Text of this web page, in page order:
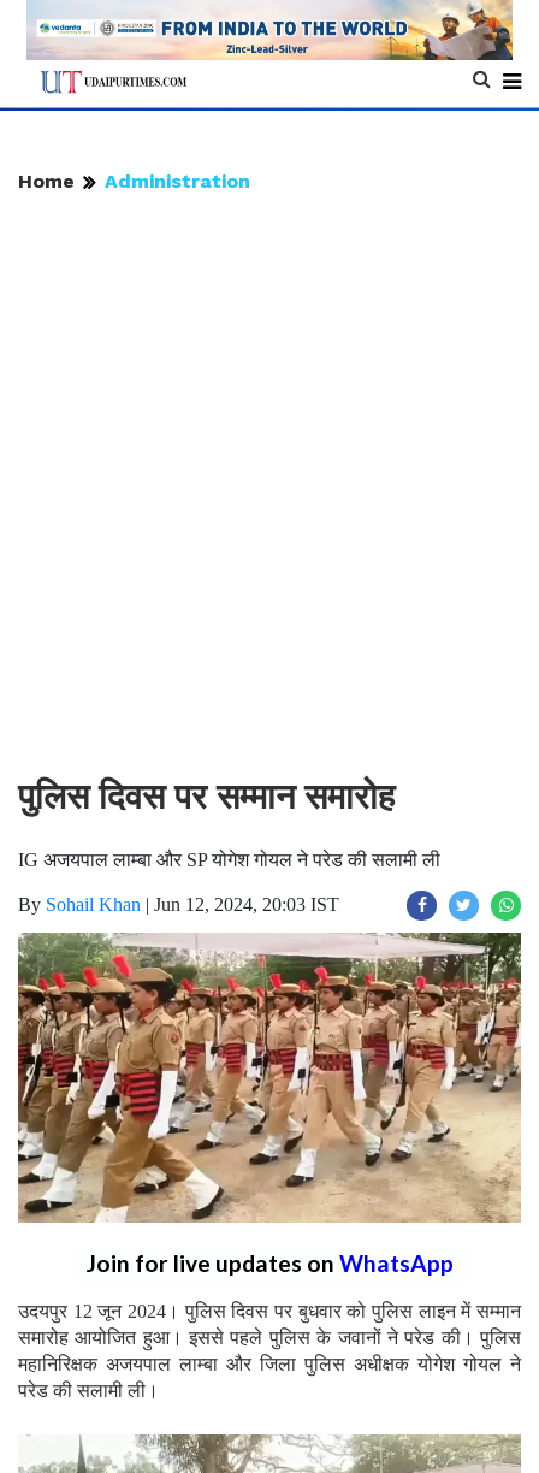
Home Administration
पुलिस दिवस पर सम्मान समारोह
IG अजयपाल लाम्बा और SP योगेश गोयल ने परेड की सलामी ली
By Sohail Khan | Jun 12, 2024, 20:03 IST
Join for live updates on WhatsApp
उदयपुर 12 जून 2024। पुलिस दिवस पर बुधवार को पुलिस लाइन में सम्मान
समारोह आयोजित हुआ। इससे पहले पुलिस के जवानों ने परेड की। पुलिस
महानिरिक्षक अजयपाल लाम्बा और जिला पुलिस अधीक्षक योगेश गोयल ने
परेड की सलामी ली।